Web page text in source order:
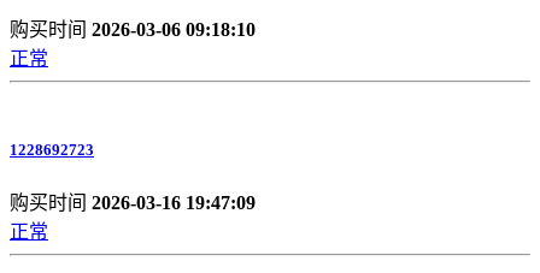
购买时间 2026-03-06 09:18:10
正常
1228692723
购买时间 2026-03-16 19:47:09
正常